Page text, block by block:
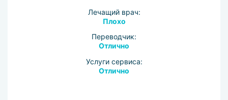
Лечащий врач:
Плохо
Переводчик:
Отлично
Услуги сервиса:
Отлично